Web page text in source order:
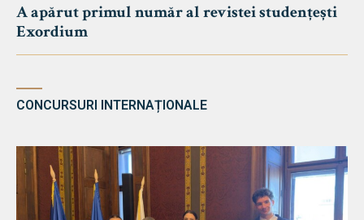
A apărut primul număr al revistei studențești
Exordium
CONCURSURI INTERNAȚIONALE